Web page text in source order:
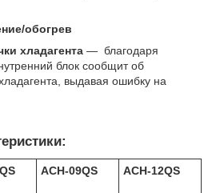
обогрев
хладагента — благодаря
блок сообщит об
выдавая ошибку на
ACH-09QS ACH-12QS